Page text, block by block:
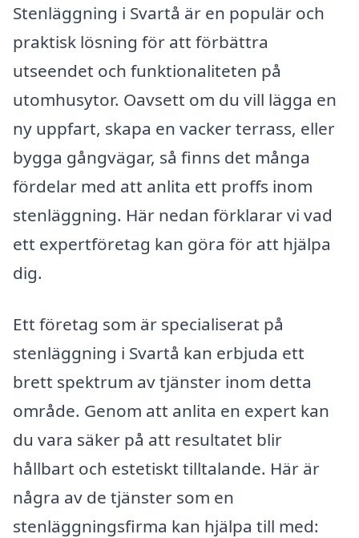
Stenläggning i Svartå är en populär och
praktisk lösning för att förbättra
utseendet och funktionaliteten på
utomhusytor. Oavsett om du vill lägga en
ny uppfart, skapa en vacker terrass, eller
bygga gångvägar, så finns det många
fördelar med att anlita ett proffs inom
stenläggning. Här nedan förklarar vi vad
ett expertföretag kan göra för att hjälpa
dig.
Ett företag som är specialiserat på
stenläggning i Svartå kan erbjuda ett
brett spektrum av tjänster inom detta
område. Genom att anlita en expert kan
du vara säker på att resultatet blir
hållbart och estetiskt tilltalande. Här är
några av de tjänster som en
stenläggningsfirma kan hjälpa till med: